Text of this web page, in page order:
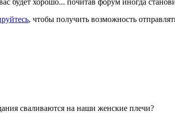
, чтобы получить возможность
сваливаются на наши женские плечи?